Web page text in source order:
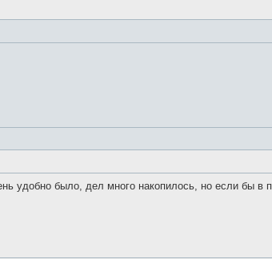
удобно было, дел много накопилось, но если бы